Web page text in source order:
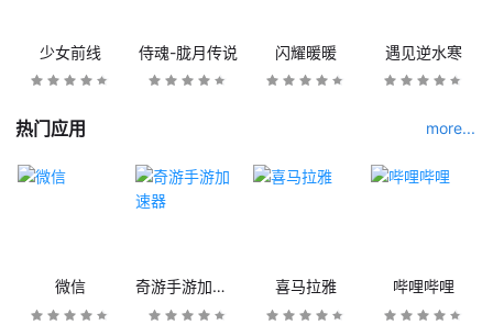
少女前线 侍魂-胧月传说 闪耀暖暖 遇见逆水寒
热门应用 more...
微信 奇游手游加速器 喜马拉雅 哔哩哔哩